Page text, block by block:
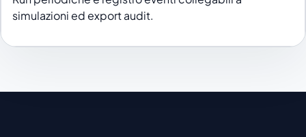
simulazioni ed export audit.